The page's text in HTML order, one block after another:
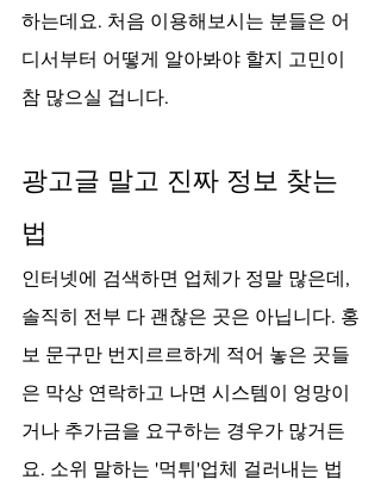
하는데요. 처음 이용해보시는 분들은 어
디서부터 어떻게 알아봐야 할지 고민이
참 많으실 겁니다.
광고글 말고 진짜 정보 찾는
법
인터넷에 검색하면 업체가 정말 많은데,
솔직히 전부 다 괜찮은 곳은 아닙니다. 홍
보 문구만 번지르르하게 적어 놓은 곳들
은 막상 연락하고 나면 시스템이 엉망이
거나 추가금을 요구하는 경우가 많거든
요. 소위 말하는 '먹튀'업체 걸러내는 법